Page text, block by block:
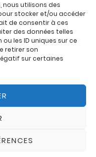
nous utilisons des
stocker et/ou accéder
de consentir à ces
des données telles
les ID uniques sur ce
retirer son
sur certaines
sur :
TWID